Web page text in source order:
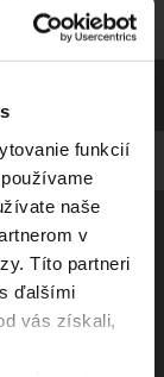
funkcií
naše
v
Títo partneri
ďalšími
vás získali,